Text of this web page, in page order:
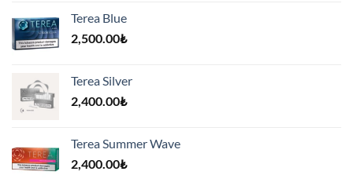
Terea Blue
2,500.00₺
Terea Silver
2,400.00₺
Terea Summer Wave
2,400.00₺